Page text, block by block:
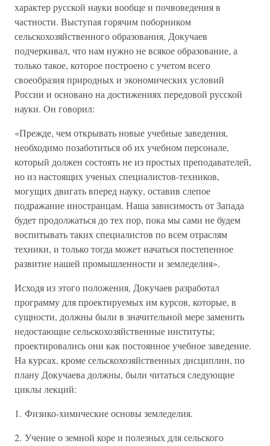
характер русской науки вообще и почвоведения в
частности. Выступая горячим поборником
сельскохозяйственного образования, Докучаев
подчеркивал, что нам нужно не всякое образование, а
только такое, которое построено с учетом всего
своеобразия природных и экономических условий
России и основано на достижениях передовой русской
науки. Он говорил:
«Прежде, чем открывать новые учебные заведения,
необходимо позаботиться об их учебном персонале,
который должен состоять не из простых преподавателей,
но из настоящих ученых специалистов-техников,
могущих двигать вперед науку, оставив слепое
подражание иностранцам. Наша зависимость от Запада
будет продолжаться до тех пор, пока мы сами не будем
воспитывать таких специалистов по всем отраслям
техники, и только тогда может начаться постепенное
развитие нашей промышленности и земледелия».
Исходя из этого положения, Докучаев разработал
программу для проектируемых им курсов, которые, в
сущности, должны были в значительной мере заменить
недостающие сельскохозяйственные институты;
проектировались они как постоянное учебное заведение.
На курсах, кроме сельскохозяйственных дисциплин, по
плану Докучаева должны, были читаться следующие
циклы лекций:
1. Физико-химические основы земледелия.
2. Учение о земной коре и полезных для сельского